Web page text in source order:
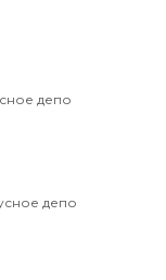
депо
депо